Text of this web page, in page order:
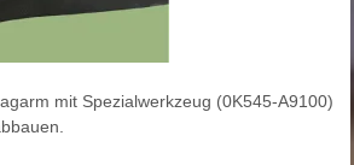
mit Spezialwerkzeug (0K545-A9100)